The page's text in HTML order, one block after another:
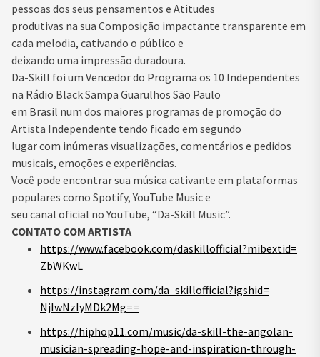
pessoas dos seus pensamentos e Atitudes
produtivas na sua Composição impactante transparente em
cada melodia, cativando o público e
deixando uma impressão duradoura.
Da-Skill foi um Vencedor do Programa os 10 Independentes
na Rádio Black Sampa Guarulhos São Paulo
em Brasil num dos maiores programas de promoção do
Artista Independente tendo ficado em segundo
lugar com inúmeras visualizações, comentários e pedidos
musicais, emoções e experiências.
Você pode encontrar sua música cativante em plataformas
populares como Spotify, YouTube Music e
seu canal oficial no YouTube, “Da-Skill Music”.
CONTATO COM ARTISTA
https://www.facebook.com/daskillofficial?mibextid=
ZbWKwL
https://instagram.com/da_ skillofficial?igshid=
NjIwNzIyMDk2Mg==
https://hiphop11.com/music/da-skill-the-angolan-
musician-spreading-hope-and-inspiration-through-